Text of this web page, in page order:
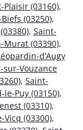
Plaisir (03160),
(03250),
, Saint-
Murat (03390),
d’Augy
sur-Vouzance
, Saint-
le-Puy (03150),
(03310),
(03300),